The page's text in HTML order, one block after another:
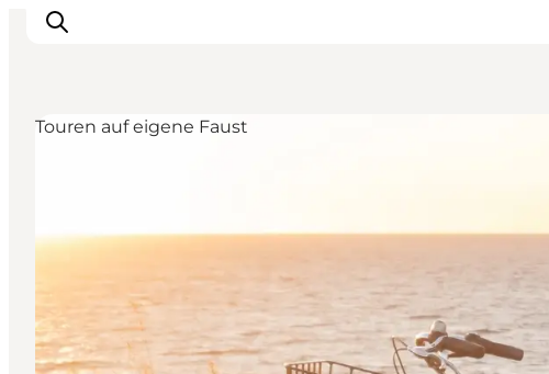
Geschmack
Unterkünfte
Reiseplanung
Touren auf eigene Faust